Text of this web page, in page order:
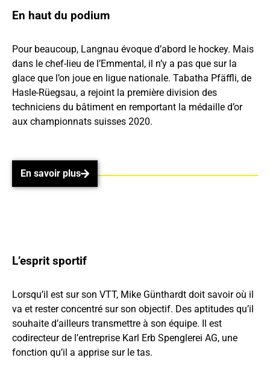
En haut du podium
Pour beaucoup, Langnau évoque d’abord le hockey. Mais
dans le chef-lieu de l’Emmental, il n’y a pas que sur la
glace que l’on joue en ligue nationale. Tabatha Pfäffli, de
Hasle-Rüegsau, a rejoint la première division des
techniciens du bâtiment en remportant la médaille d’or
aux championnats suisses 2020.
En savoir plus
En savoir plus
L’esprit sportif
Lorsqu’il est sur son VTT, Mike Günthardt doit savoir où il
va et rester concentré sur son objectif. Des aptitudes qu’il
souhaite d’ailleurs transmettre à son équipe. Il est
codirecteur de l’entreprise Karl Erb Spenglerei AG, une
fonction qu’il a apprise sur le tas.